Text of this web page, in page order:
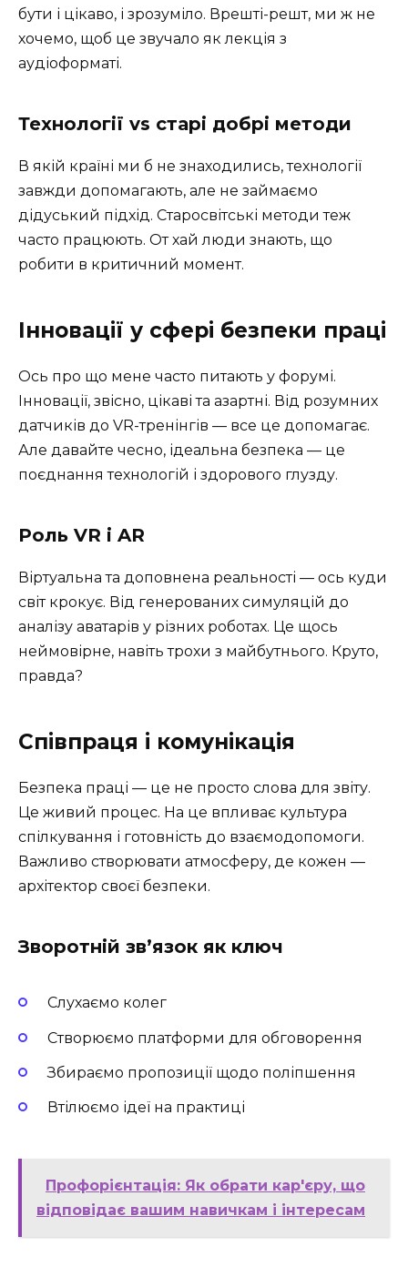
бути і цікаво, і зрозуміло. Врешті-решт, ми ж не
хочемо, щоб це звучало як лекція з
аудіоформаті.
Технології vs старі добрі методи
В якій країні ми б не знаходились, технології
завжди допомагають, але не займаємо
дідуський підхід. Старосвітські методи теж
часто працюють. От хай люди знають, що
робити в критичний момент.
Інновації у сфері безпеки праці
Ось про що мене часто питають у форумі.
Інновації, звісно, цікаві та азартні. Від розумних
датчиків до VR-тренінгів — все це допомагає.
Але давайте чесно, ідеальна безпека — це
поєднання технологій і здорового глузду.
Роль VR і AR
Віртуальна та доповнена реальності — ось куди
світ крокує. Від генерованих симуляцій до
аналізу аватарів у різних роботах. Це щось
неймовірне, навіть трохи з майбутнього. Круто,
правда?
Співпраця і комунікація
Безпека праці — це не просто слова для звіту.
Це живий процес. На це впливає культура
спілкування і готовність до взаємодопомоги.
Важливо створювати атмосферу, де кожен —
архітектор своєї безпеки.
Зворотній зв’язок як ключ
Слухаємо колег
Створюємо платформи для обговорення
Збираємо пропозиції щодо поліпшення
Втілюємо ідеї на практиці
Профорієнтація: Як обрати кар'єру, що
відповідає вашим навичкам і інтересам